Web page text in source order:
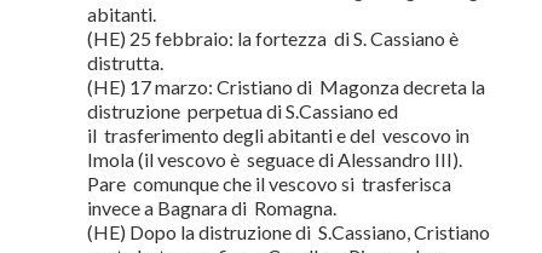
abitanti.
(HE) 25 febbraio: la fortezza di S. Cassiano è
distrutta.
(HE) 17 marzo: Cristiano di Magonza decreta la
distruzione perpetua di S.Cassiano ed
il trasferimento degli abitanti e del vescovo in
Imola (il vescovo è seguace di Alessandro III).
Pare comunque che il vescovo si trasferisca
invece a Bagnara di Romagna.
(HE) Dopo la distruzione di S.Cassiano, Cristiano